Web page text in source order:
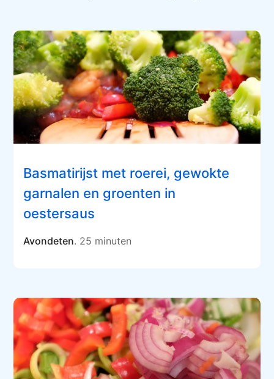
Basmatirijst met roerei, gewokte
garnalen en groenten in
oestersaus
Avondeten. 25 minuten